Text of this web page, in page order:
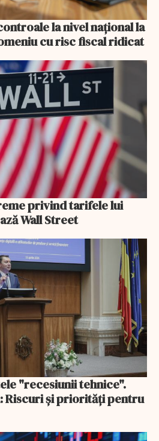
la nivel naţional la
cu risc fiscal ridicat
privind tarifele lui
Wall Street
"recesiunii tehnice".
Riscuri și priorități pentru